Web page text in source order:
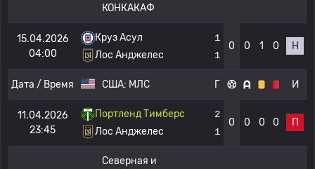
КОНКАКАФ
15.04.2026
04:00
Круз Асул
Лос Анджелес
1
1
0 0 1 0 Н
Дата / Время США: МЛС Г И
11.04.2026
23:45
Портленд Тимберс
Лос Анджелес
2
1
0 0 0 0 П
Северная и